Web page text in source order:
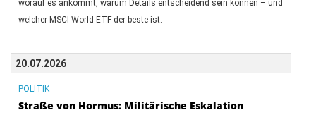
worauf es ankommt, warum Details entscheidend sein können – und
welcher MSCI World-ETF der beste ist.
20.07.2026
POLITIK
Straße von Hormus: Militärische Eskalation